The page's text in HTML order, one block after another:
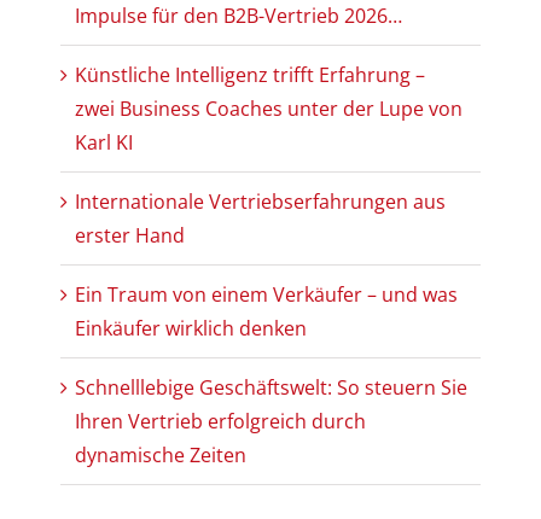
Impulse für den B2B-Vertrieb 2026…
Künstliche Intelligenz trifft Erfahrung –
zwei Business Coaches unter der Lupe von
Karl KI
Internationale Vertriebserfahrungen aus
erster Hand
Ein Traum von einem Verkäufer – und was
Einkäufer wirklich denken
Schnelllebige Geschäftswelt: So steuern Sie
Ihren Vertrieb erfolgreich durch
dynamische Zeiten